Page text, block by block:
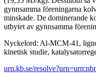
gynnsamma föreningarna
minskade. De dominerande
utbytet av gynnsamma
Nyckelord: Al-MCM-41,
kinetisk studie,
urn.kb.se/